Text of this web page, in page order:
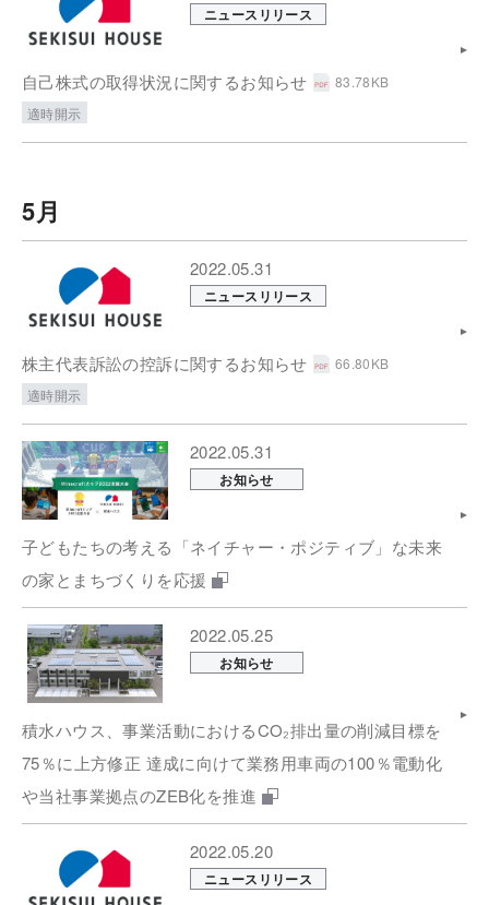
ニュースリリース
自己株式の取得状況に関するお知らせ
83.78KB
適時開示
5月
2022.05.31
ニュースリリース
株主代表訴訟の控訴に関するお知らせ
66.80KB
適時開示
2022.05.31
お知らせ
子どもたちの考える「ネイチャー・ポジティブ」な未来
の家とまちづくりを応援
2022.05.25
お知らせ
積水ハウス、事業活動におけるCO₂排出量の削減目標を
75％に上方修正 達成に向けて業務用車両の100％電動化
や当社事業拠点のZEB化を推進
2022.05.20
ニュースリリース